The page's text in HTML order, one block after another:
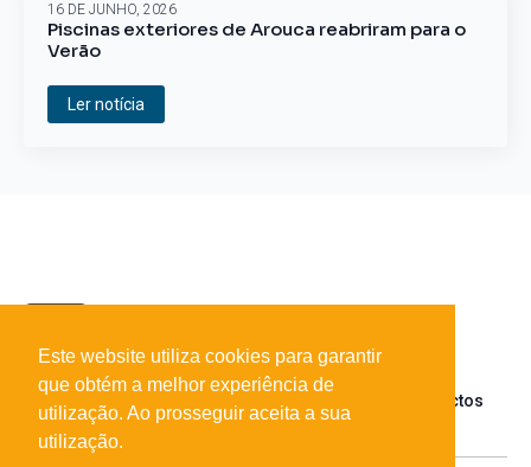
Piscinas exteriores de Arouca reabriram para o
Verão
16 DE JUNHO, 2026
Ler notícia
Contactos
Este website utiliza cookies para garantir
que obtém a melhor experiência de
utilização. Ao prosseguir aceita a sua
utilização.